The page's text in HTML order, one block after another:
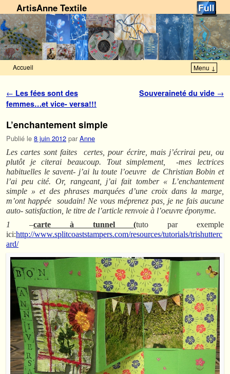
ArtisAnne Textile
Accueil Menu ↓
Navigation des articles
← Les fées sont des
femmes…et vice- versa!!!
Souveraineté du vide →
L’enchantement simple
Publié le 8 juin 2012 par Anne
Les cartes sont faites certes, pour écrire, mais j’écrirai peu, ou
plutôt je citerai beaucoup. Tout simplement, -mes lectrices
habituelles le savent- j’ai lu toute l’oeuvre de Christian Bobin et
l’ai peu cité. Or, rangeant, j’ai fait tomber « L’enchantement
simple » et des phrases marquées d’une croix dans la marge,
m’ont happée soudain! Ne vous méprenez pas, je ne fais aucune
auto- satisfaction, le titre de l’article renvoie à l’oeuvre éponyme.
1 –carte à tunnel (tuto par exemple
ici:http://www.splitcoaststampers.com/resources/tutorials/trishutterc
ard/